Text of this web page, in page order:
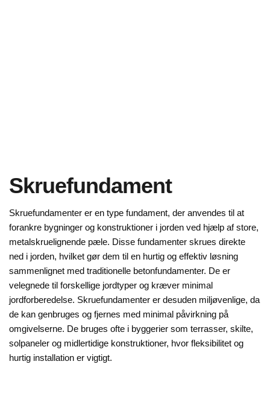
Skruefundament
Skruefundamenter er en type fundament, der anvendes til at
forankre bygninger og konstruktioner i jorden ved hjælp af store,
metalskruelignende pæle. Disse fundamenter skrues direkte
ned i jorden, hvilket gør dem til en hurtig og effektiv løsning
sammenlignet med traditionelle betonfundamenter. De er
velegnede til forskellige jordtyper og kræver minimal
jordforberedelse. Skruefundamenter er desuden miljøvenlige, da
de kan genbruges og fjernes med minimal påvirkning på
omgivelserne. De bruges ofte i byggerier som terrasser, skilte,
solpaneler og midlertidige konstruktioner, hvor fleksibilitet og
hurtig installation er vigtigt.